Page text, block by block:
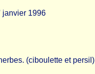
janvier 1996
(ciboulette et persil)